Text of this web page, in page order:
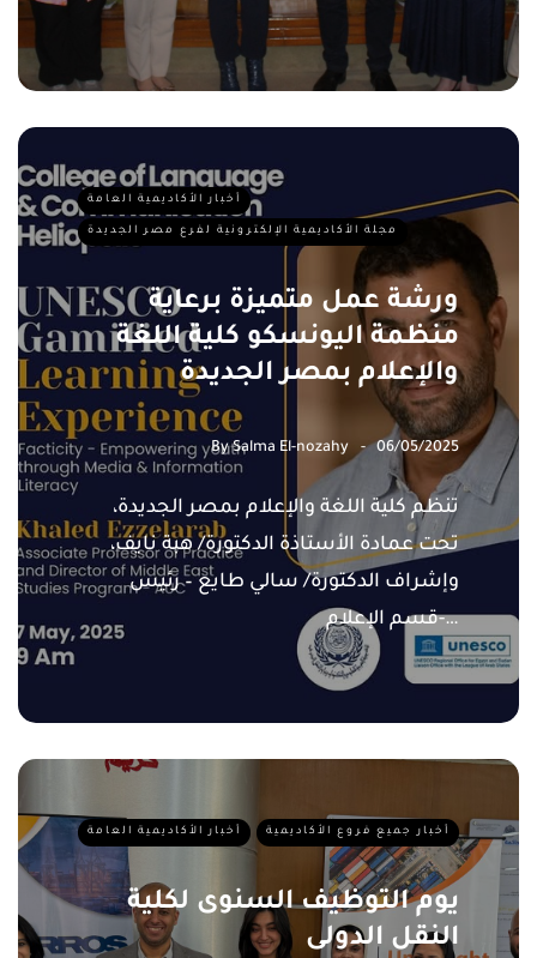
أخبار الأكاديمية العامة
مجلة الأكاديمية الإلكترونية لفرع مصر الجديدة
ورشة عمل متميزة برعاية
منظمة اليونسكو كلية اللغة
والإعلام بمصر الجديدة
BySalma El-nozahy 06/05/2025
تنظم كلية اللغة والإعلام بمصر الجديدة،
تحت عمادة الأستاذة الدكتورة/ هبة نايف،
وإشراف الدكتورة/ سالي طايع – رئيس
قسم الإعلام-…
أخبار الأكاديمية العامة أخبار جميع فروع الأكاديمية
يوم التوظيف السنوى لكلية
النقل الدولى